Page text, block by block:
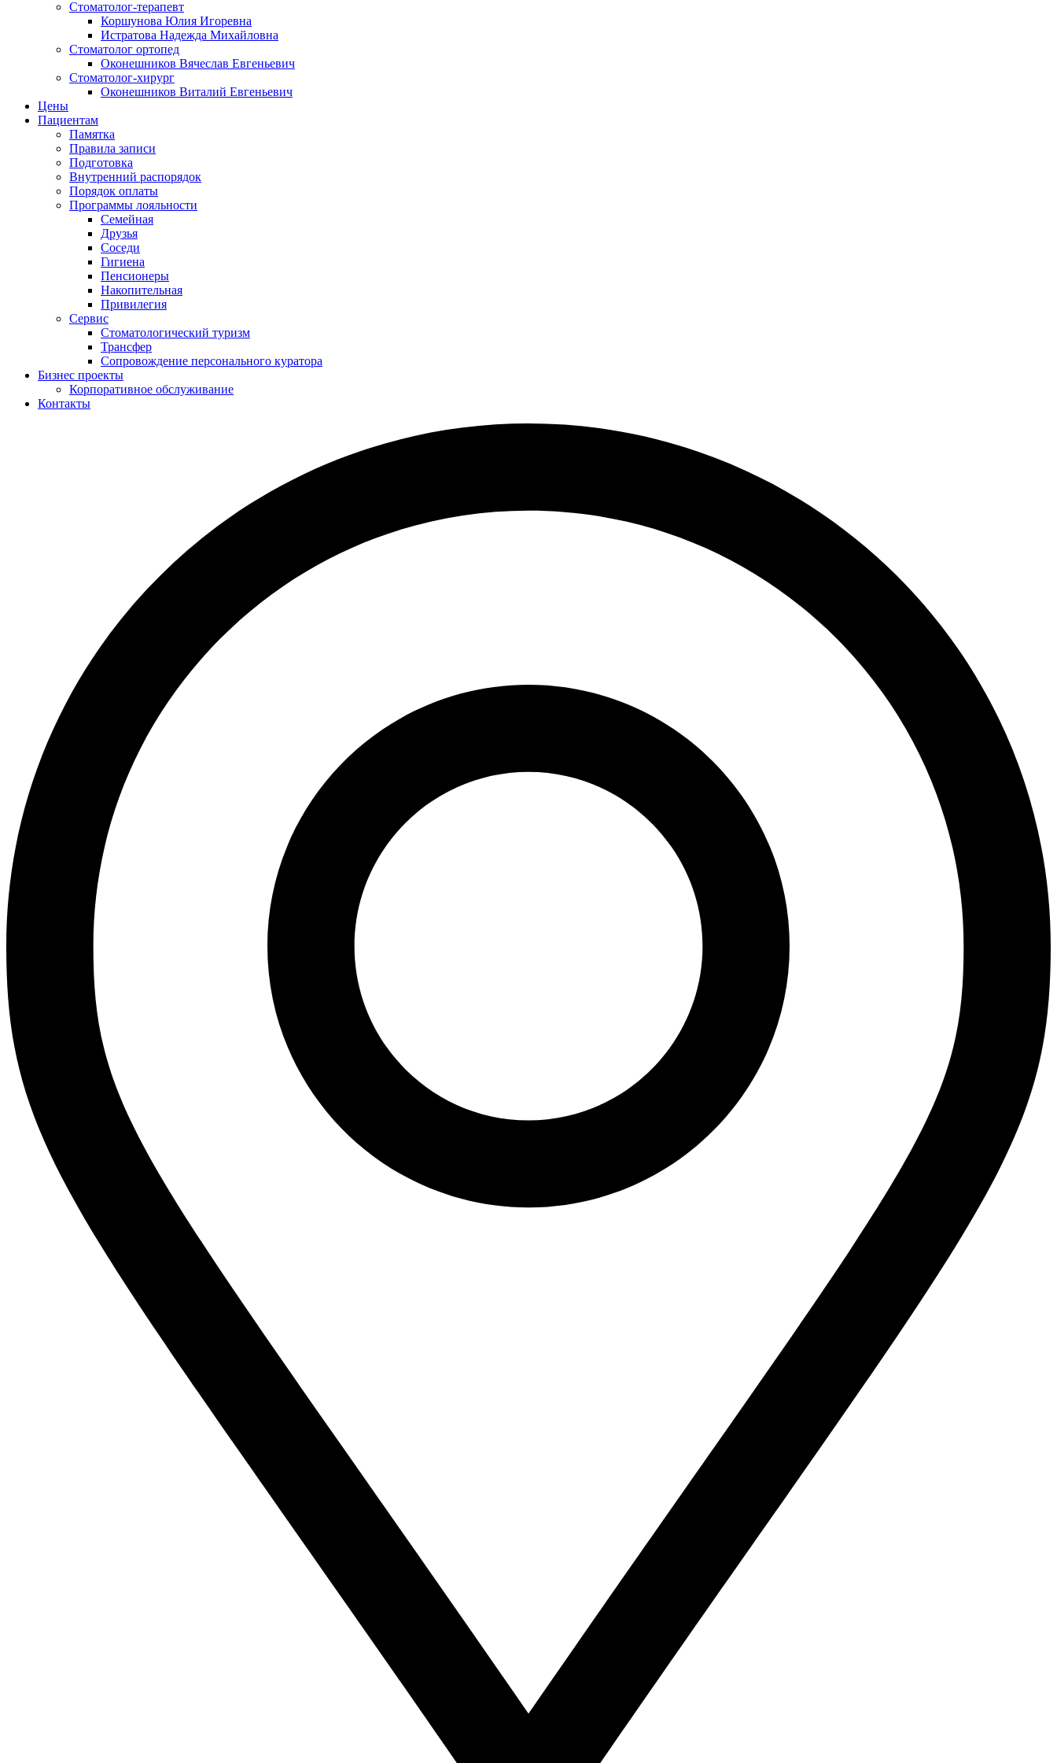
Стоматолог-терапевт
Коршунова Юлия Игоревна
Истратова Надежда Михайловна
Cтоматолог ортопед
Оконешников Вячеслав Евгеньевич
Cтоматолог-хирург
Оконешников Виталий Евгеньевич
Цены
Пациентам
Памятка
Правила записи
Подготовка
Внутренний распорядок
Порядок оплаты
Программы лояльности
Семейная
Друзья
Соседи
Гигиена
Пенсионеры
Накопительная
Привилегия
Cервис
Стоматологический туризм
Трансфер
Сопровождение персонального куратора
Бизнес проекты
Корпоративное обслуживание
Контакты